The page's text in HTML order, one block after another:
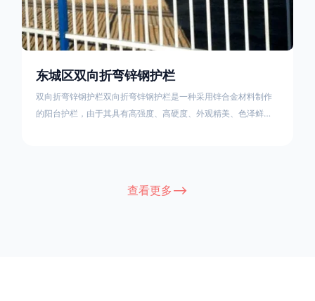
东城区双向折弯锌钢护栏
双向折弯锌钢护栏双向折弯锌钢护栏是一种采用锌合金材料制作
的阳台护栏，由于其具有高强度、高硬度、外观精美、色泽鲜艳
或者咨询厂家客服以获取更准确的信息。
查看更多-->